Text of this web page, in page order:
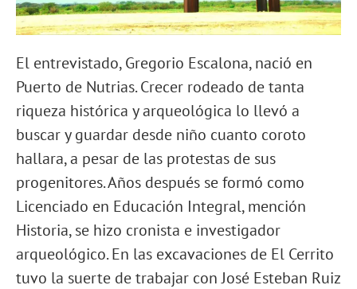
El entrevistado, Gregorio Escalona, nació en
Puerto de Nutrias. Crecer rodeado de tanta
riqueza histórica y arqueológica lo llevó a
buscar y guardar desde niño cuanto coroto
hallara, a pesar de las protestas de sus
progenitores. Años después se formó como
Licenciado en Educación Integral, mención
Historia, se hizo cronista e investigador
arqueológico. En las excavaciones de El Cerrito
tuvo la suerte de trabajar con José Esteban Ruiz